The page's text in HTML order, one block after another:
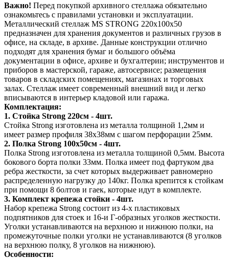
Важно! Перед покупкой архивного стеллажа обязательно
ознакомьтесь с правилами установки и эксплуатации.
Металлический стеллаж MS STRONG 220х100х50
предназначен для хранения документов и различных грузов в
офисе, на складе, в архиве. Данные конструкции отлично
подходят для хранения бумаг и большого объёма
документации в офисе, архиве и бухгалтерии; инструментов и
приборов в мастерской, гараже, автосервисе; размещения
товаров в складских помещениях, магазинах и торговых
залах. Стеллаж имеет современный внешний вид и легко
вписываются в интерьер кладовой или гаража.
Комплектация:
1. Стойка Strong 220см - 4шт.
Стойка Strong изготовлена из металла толщиной 1,2мм и
имеет размер профиля 38х38мм с шагом перфорации 25мм.
2. Полка Strong 100х50см - 4шт.
Полка Strong изготовлена из металла толщиной 0,5мм. Высота
бокового борта полки 33мм. Полка имеет под фартуком два
ребра жесткости, за счет которых выдерживает равномерно
распределенную нагрузку до 140кг. Полка крепится к стойкам
при помощи 8 болтов и гаек, которые идут в комплекте.
3. Комплект крепежа стойки - 4шт.
Набор крепежа Strong состоит из 4-х пластиковых
подпятников для стоек и 16-и Г-образных уголков жесткости.
Уголки устанавливаются на верхнюю и нижнюю полки, на
промежуточные полки уголки не устанавливаются (8 уголков
на верхнюю полку, 8 уголков на нижнюю).
Особенности: